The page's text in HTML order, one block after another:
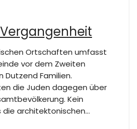
Ortschaften umfasst
vor dem Zweiten
Dutzend Familien.
die Juden dagegen über
Kein
die architektonischen…